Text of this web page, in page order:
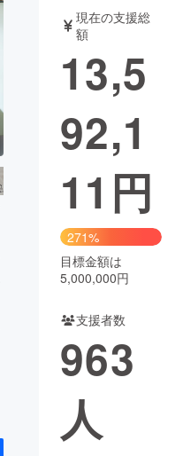
音楽
ト ゲーム・
チャレンジ
CAMPFIRE Creation
ya コミュニティ
現在の支援総
額
13,5
92,1
11 円
271%
目標金額は
5,000,000円
支援者数
963
人